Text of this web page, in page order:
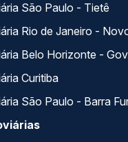
São Paulo - Tietê
Rio de Janeiro -
Belo Horizonte -
Curitiba
São Paulo - Barra